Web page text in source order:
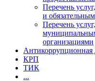
Перечень
и
Перечень
организациями
Антикоррупционная
КРП
ТИК
...